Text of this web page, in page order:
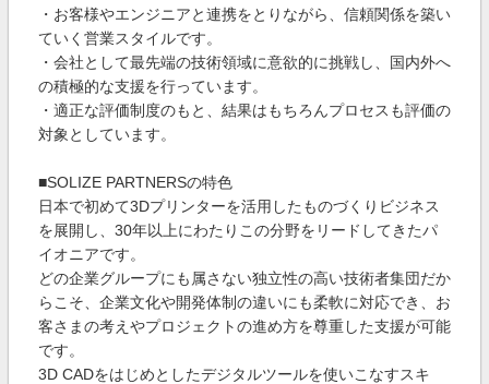
・お客様やエンジニアと連携をとりながら、信頼関係を築い
ていく営業スタイルです。
・会社として最先端の技術領域に意欲的に挑戦し、国内外へ
の積極的な支援を行っています。
・適正な評価制度のもと、結果はもちろんプロセスも評価の
対象としています。
■SOLIZE PARTNERSの特色
日本で初めて3Dプリンターを活用したものづくりビジネス
を展開し、30年以上にわたりこの分野をリードしてきたパ
イオニアです。
どの企業グループにも属さない独立性の高い技術者集団だか
らこそ、企業文化や開発体制の違いにも柔軟に対応でき、お
客さまの考えやプロジェクトの進め方を尊重した支援が可能
です。
3D CADをはじめとしたデジタルツールを使いこなすスキ